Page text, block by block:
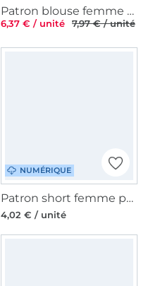
Patron blouse femme pdf Janina TOSCAminni Schnittmanufaktur, en allemand
6,37 € / unité 7,97 € / unité
NUMÉRIQUE
Patron short femme pdf Lucy vintageBambi, en allemand
4,02 € / unité